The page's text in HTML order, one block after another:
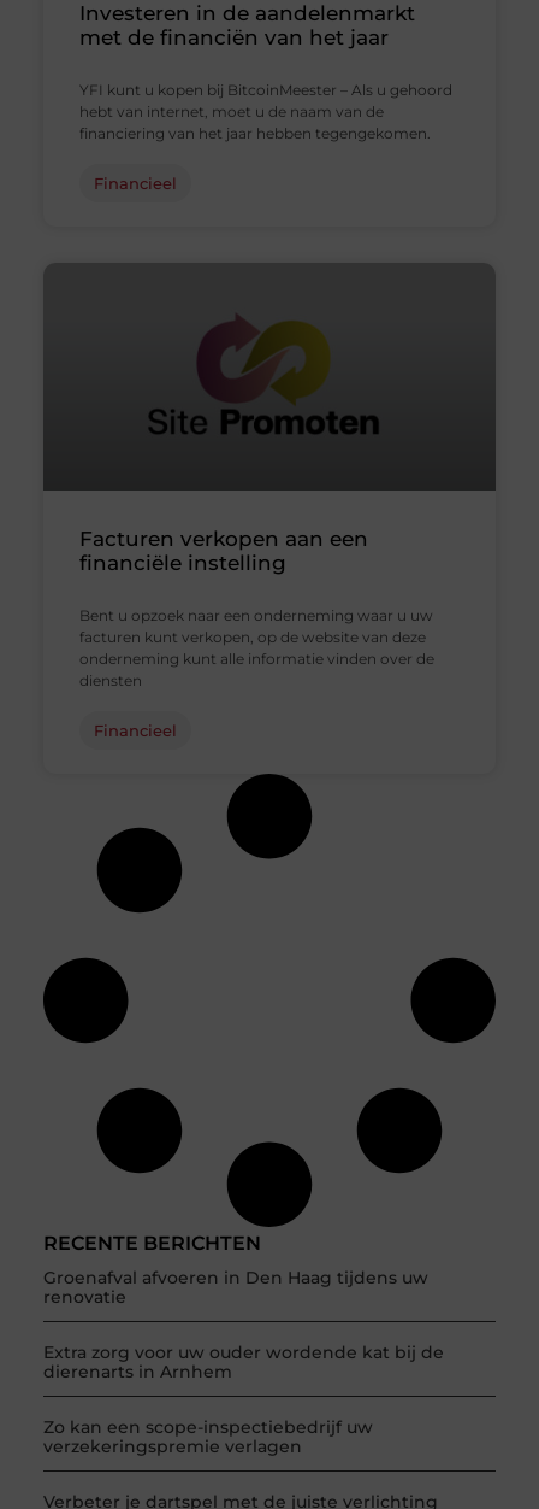
RECENTE BERICHTEN
Groenafval afvoeren in Den Haag tijdens uw
renovatie
Extra zorg voor uw ouder wordende kat bij de
dierenarts in Arnhem
Zo kan een scope-inspectiebedrijf uw
verzekeringspremie verlagen
Verbeter je dartspel met de juiste verlichting
Investeren in de aandelenmarkt
met de financiën van het jaar
YFI kunt u kopen bij BitcoinMeester – Als u gehoord
hebt van internet, moet u de naam van de
financiering van het jaar hebben tegengekomen.
Financieel
Facturen verkopen aan een
financiële instelling
Bent u opzoek naar een onderneming waar u uw
facturen kunt verkopen, op de website van deze
onderneming kunt alle informatie vinden over de
diensten
Financieel